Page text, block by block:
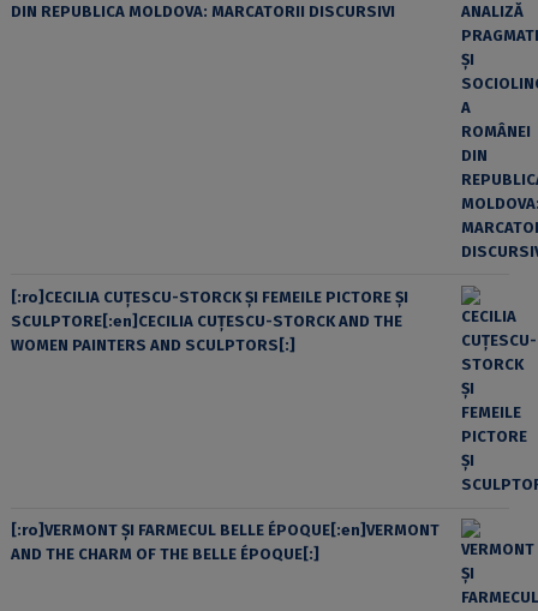
DIN REPUBLICA MOLDOVA: MARCATORII DISCURSIVI
[:ro]CECILIA CUŢESCU-STORCK ŞI FEMEILE PICTORE ŞI
SCULPTORE[:en]CECILIA CUŢESCU-STORCK AND THE
WOMEN PAINTERS AND SCULPTORS[:]
[:ro]VERMONT ȘI FARMECUL BELLE ÉPOQUE[:en]VERMONT
AND THE CHARM OF THE BELLE ÉPOQUE[:]